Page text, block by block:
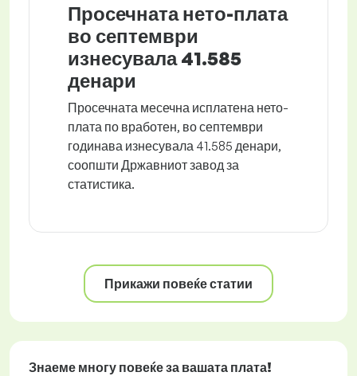
Просечната нето-плата
во септември
изнесувала 41.585
денари
Просечната месечна исплатена нето-
плата по вработен, во септември
годинава изнесувала 41.585 денари,
соопшти Државниот завод за
статистика.
Прикажи повеќе статии
Знаеме многу повеќе за вашата плата!